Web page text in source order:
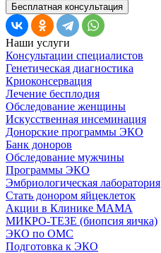
Бесплатная консультация
Наши услуги
Консультации специалистов
Генетическая диагностика
Криоконсервация
Лечение бесплодия
Обследование женщины
Искусственная инсеминация
Донорские программы ЭКО
Банк доноров
Обследование мужчины
Программы ЭКО
Эмбриологическая лаборатория
Стать донором яйцеклеток
Акции в Клинике МАМА
МИКРО-ТЕЗЕ (биопсия яичка)
ЭКО по ОМС
Подготовка к ЭКО